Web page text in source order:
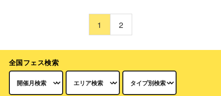
1 2
全国フェス検索